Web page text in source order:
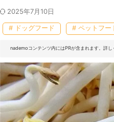
2025年7月10日
# ドッグフード # ペットフー
nademoコンテンツ内にはPRが含まれます。詳し